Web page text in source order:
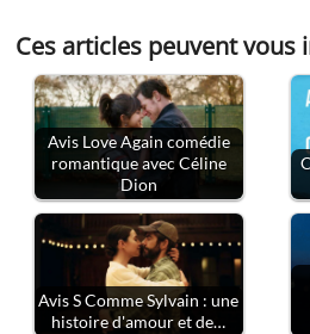
Ces articles peuvent vous
Avis Love Again comédie
romantique avec Céline
Dion
Avis S Comme Sylvain : une
histoire d'amour et de…